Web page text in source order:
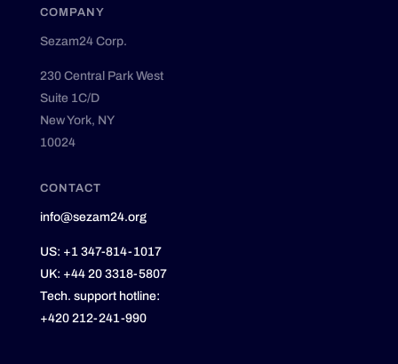
COMPANY
Sezam24 Corp.
230 Central Park West
Suite 1C/D
New York, NY
10024
CONTACT
info@sezam24.org
US: +1 347-814-1017
UK: +44 20 3318-5807
Tech. support hotline:
+420 212-241-990